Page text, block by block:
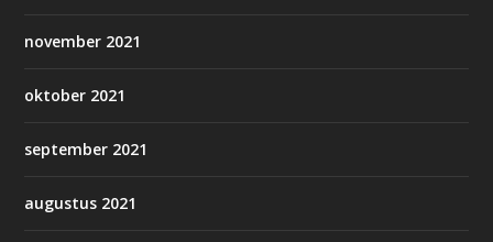
november 2021
oktober 2021
september 2021
augustus 2021